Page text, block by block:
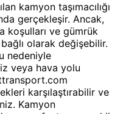
kamyon taşımacılığı
gerçekleşir. Ancak,
koşulları ve gümrük
olarak değişebilir.
nedeniyle
veya hava yolu
karşılaştırabilir ve
Kamyon